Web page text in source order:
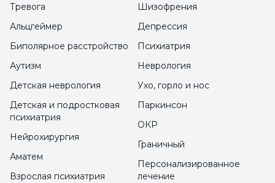
одновременно поспособствует вашему
здоровью. Таким образом, это поможет вам
избавиться от душевного бремени.
Цифровой детокс укрепит ваши семейные
узы, а также поможет вам стать более
своем окружении. Цифровой детокс,
который идеально подходит для
избавления от депрессивных настроений,
помогает легко выполнять повседневные
Тревога
Альцгеймер
Биполярное расстройство
Аутизм
Детская неврология
Шизофрения
Депрессия
Психиатрия
Неврология
Ухо, горло и нос
Детская и подростковая
психиатрия
Нейрохирургия
Аматем
Взрослая психиатрия
Паркинсон
ОКР
Граничный
Персонализированное
лечение